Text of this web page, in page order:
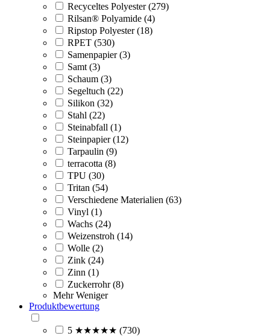
Recyceltes Polyester (279)
Rilsan® Polyamide (4)
Ripstop Polyester (18)
RPET (530)
Samenpapier (3)
Samt (3)
Schaum (3)
Segeltuch (22)
Silikon (32)
Stahl (22)
Steinabfall (1)
Steinpapier (12)
Tarpaulin (9)
terracotta (8)
TPU (30)
Tritan (54)
Verschiedene Materialien (63)
Vinyl (1)
Wachs (24)
Weizenstroh (14)
Wolle (2)
Zink (24)
Zinn (1)
Zuckerrohr (8)
Mehr Weniger
Produktbewertung
5 ★★★★★ (730)